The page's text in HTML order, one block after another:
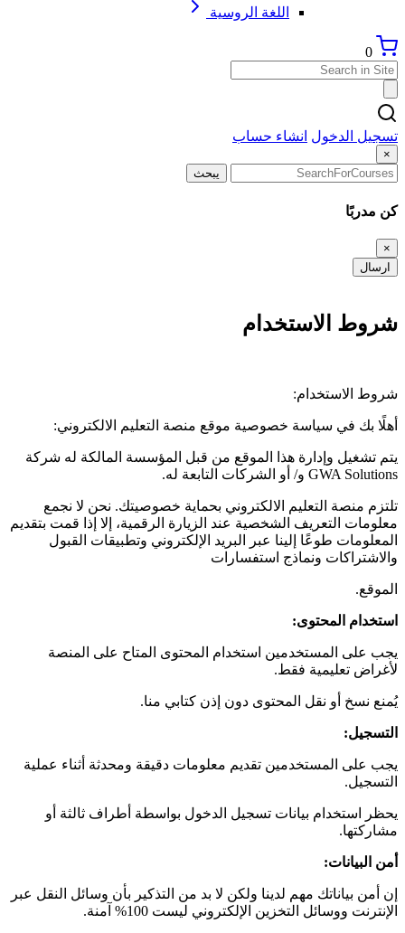
اللغة الروسية
0
تسجيل الدخول انشاء حساب
×
يبحث
كن مدربًا
×
ارسال
شروط الاستخدام
شروط الاستخدام:
أهلًا بك في سياسة خصوصية موقع منصة التعليم الالكتروني:
يتم تشغيل وإدارة هذا الموقع من قبل المؤسسة المالكة له شركة
GWA Solutions و/ أو الشركات التابعة له.
تلتزم منصة التعليم الالكتروني بحماية خصوصيتك. نحن لا نجمع
معلومات التعريف الشخصية عند الزيارة الرقمية، إلا إذا قمت بتقديم
المعلومات طوعًا إلينا عبر البريد الإلكتروني وتطبيقات القبول
والاشتراكات ونماذج استفسارات
الموقع.
استخدام المحتوى:
يجب على المستخدمين استخدام المحتوى المتاح على المنصة
لأغراض تعليمية فقط.
يُمنع نسخ أو نقل المحتوى دون إذن كتابي منا.
التسجيل:
يجب على المستخدمين تقديم معلومات دقيقة ومحدثة أثناء عملية
التسجيل.
يحظر استخدام بيانات تسجيل الدخول بواسطة أطراف ثالثة أو
مشاركتها.
أمن البيانات:
إن أمن بياناتك مهم لدينا ولكن لا بد من التذكير بأن وسائل النقل عبر
الإنترنت ووسائل التخزين الإلكتروني ليست 100% آمنة.